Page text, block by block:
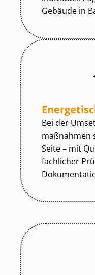
Gebäude in
Bei der
maß­nah­men
Seite – mit
fachlicher